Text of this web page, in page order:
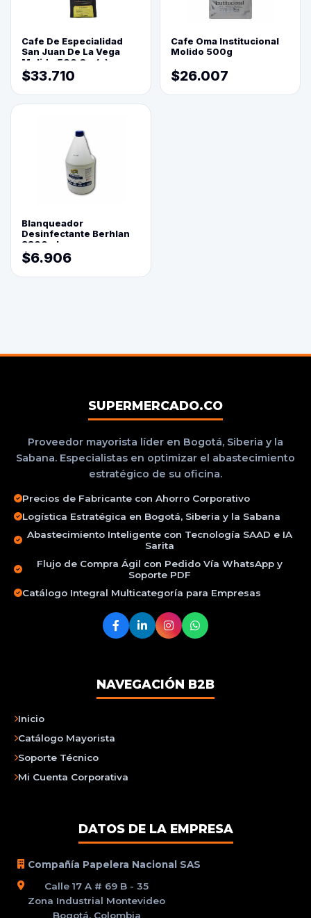
Cafe De Especialidad
San Juan De La Vega
Molido 500 Grs(=)
$33.710
Cafe Oma Institucional
Molido 500g
$26.007
Blanqueador
Desinfectante Berhlan
3800ml
$6.906
SUPERMERCADO.CO
Proveedor mayorista líder en Bogotá, Siberia y la
Sabana. Especialistas en optimizar el abastecimiento
estratégico de su oficina.
Precios de Fabricante con Ahorro Corporativo
Logística Estratégica en Bogotá, Siberia y la Sabana
Abastecimiento Inteligente con Tecnología SAAD e IA
Sarita
Flujo de Compra Ágil con Pedido Vía WhatsApp y
Soporte PDF
Catálogo Integral Multicategoría para Empresas
NAVEGACIÓN B2B
Inicio
Catálogo Mayorista
Soporte Técnico
Mi Cuenta Corporativa
DATOS DE LA EMPRESA
Compañía Papelera Nacional SAS
Calle 17 A # 69 B - 35
Zona Industrial Montevideo
Bogotá, Colombia